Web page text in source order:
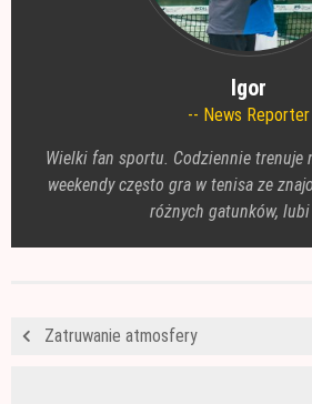
Igor
News Reporter
Wielki fan sportu. Codziennie trenuje
weekendy często gra w tenisa ze
różnych gatunków, lubi
Zatruwanie atmosfery